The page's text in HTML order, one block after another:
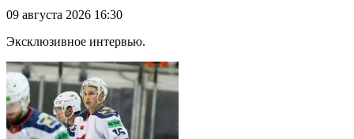
09 августа 2026 16:30
Эксклюзивное интервью.